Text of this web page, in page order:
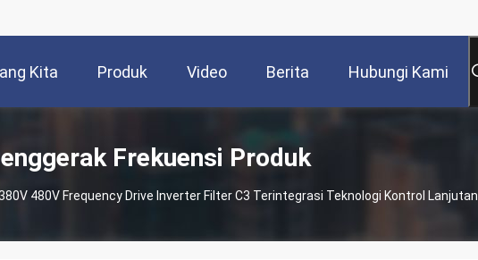
Kita Produk Video Berita Hubungi Kami
Frekuensi Produk
HV510 380V 480V Frequency Drive Inverter Filter C3 Terintegrasi Teknologi Kontrol Lanjutan